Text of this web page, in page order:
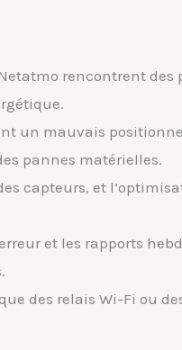
rencontrent
un mauvais
pannes matérielles.
capteurs, et
et les rapports
des relais Wi-Fi ou